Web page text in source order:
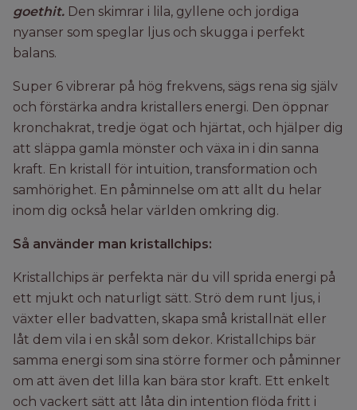
goethit. Den skimrar i lila, gyllene och jordiga
nyanser som speglar ljus och skugga i perfekt
balans.
Super 6 vibrerar på hög frekvens, sägs rena sig själv
och förstärka andra kristallers energi. Den öppnar
kronchakrat, tredje ögat och hjärtat, och hjälper dig
att släppa gamla mönster och växa in i din sanna
kraft. En kristall för intuition, transformation och
samhörighet. En påminnelse om att allt du helar
inom dig också helar världen omkring dig.
Så använder man kristallchips:
Kristallchips är perfekta när du vill sprida energi på
ett mjukt och naturligt sätt. Strö dem runt ljus, i
växter eller badvatten, skapa små kristallnät eller
låt dem vila i en skål som dekor. Kristallchips bär
samma energi som sina större former och påminner
om att även det lilla kan bära stor kraft. Ett enkelt
och vackert sätt att låta din intention flöda fritt i